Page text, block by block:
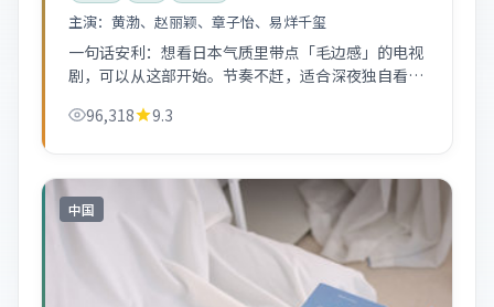
主演： 黄渤、赵丽颖、章子怡、易烊千玺
一句话安利：想看日本气质里带点「毛边感」的电视
剧，可以从这部开始。节奏不赶，适合深夜独自看
96,318 9.3
中国